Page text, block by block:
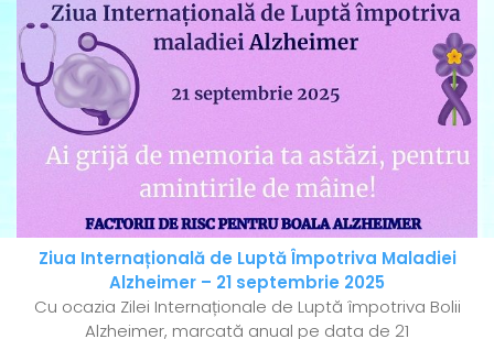
Ziua Internațională de Luptă Împotriva Maladiei
Alzheimer – 21 septembrie 2025
Cu ocazia Zilei Internaționale de Luptă împotriva Bolii
Alzheimer, marcată anual pe data de 21